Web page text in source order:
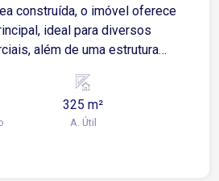
construída, o imóvel oferece
ideal para diversos
além de uma estrutura
com churrasqueira Depósito
2 banheiros Sala nos
325 m²
A. Útil